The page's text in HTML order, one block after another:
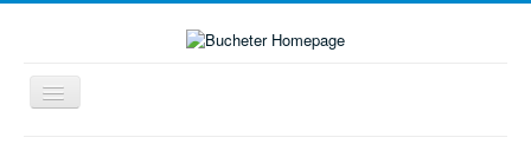
Navigation
an/aus